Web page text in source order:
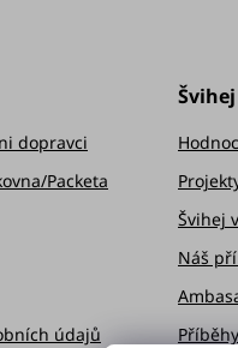
dopravci
Packeta
údajů
Švihej
Náš